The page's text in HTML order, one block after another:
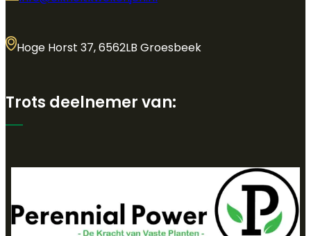
Hoge Horst 37, 6562LB Groesbeek
Trots deelnemer van: